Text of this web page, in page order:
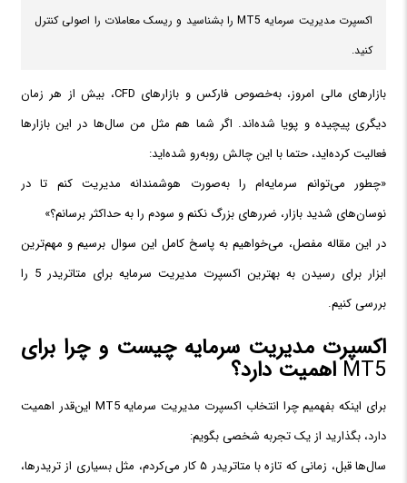
اکسپرت مدیریت سرمایه MT5 را بشناسید و ریسک معاملات را اصولی کنترل
کنید.
بازارهای مالی امروز، به‌خصوص فارکس و بازارهای CFD، بیش از هر زمان
دیگری پیچیده و پویا شده‌اند. اگر شما هم مثل من سال‌ها در این بازارها
فعالیت کرده‌اید، حتما با این چالش روبه‌رو شده‌اید:
«چطور می‌توانم سرمایه‌ام را به‌صورت هوشمندانه مدیریت کنم تا در
نوسان‌های شدید بازار، ضررهای بزرگ نکنم و سودم را به حداکثر برسانم؟»
در این مقاله مفصل، می‌خواهیم به پاسخ کامل این سوال برسیم و مهم‌ترین
ابزار برای رسیدن به بهترین اکسپرت مدیریت سرمایه برای متاتریدر 5 را
بررسی کنیم.
اکسپرت مدیریت سرمایه چیست و چرا برای
MT5 اهمیت دارد؟
برای اینکه بفهمیم چرا انتخاب اکسپرت مدیریت سرمایه MT5 این‌قدر اهمیت
دارد، بگذارید از یک تجربه شخصی بگویم:
سال‌ها قبل، زمانی که تازه با متاتریدر ۵ کار می‌کردم، مثل بسیاری از تریدرها،